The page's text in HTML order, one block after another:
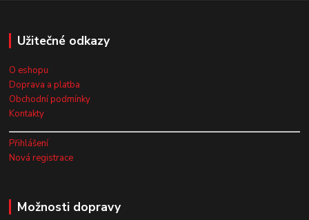
Užitečné odkazy
O eshopu
Doprava a platba
Obchodní podmínky
Kontakty
Přihlášení
Nová registrace
Možnosti dopravy